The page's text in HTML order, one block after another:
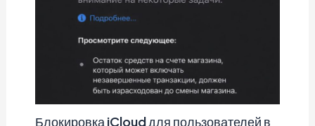
Блокировка iCloud для пользователей в